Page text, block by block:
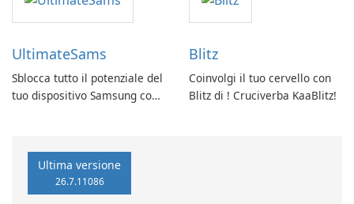
UltimateSams
Sblocca tutto il potenziale del
tuo dispositivo Samsung con
Blitz
Coinvolgi il tuo cervello con
Blitz di ! Cruciverba KaaBlitz!
Ultima versione
26.7.11086